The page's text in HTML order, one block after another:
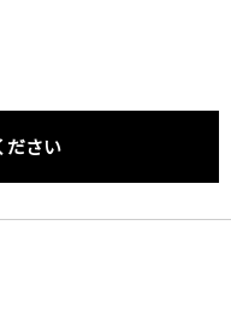
ださい